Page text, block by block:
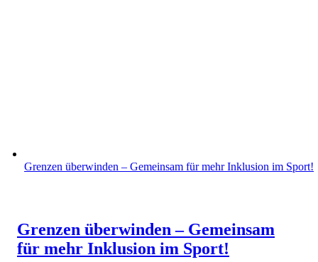
Grenzen überwinden – Gemeinsam für mehr Inklusion im Sport!
Grenzen überwinden – Gemeinsam
für mehr Inklusion im Sport!